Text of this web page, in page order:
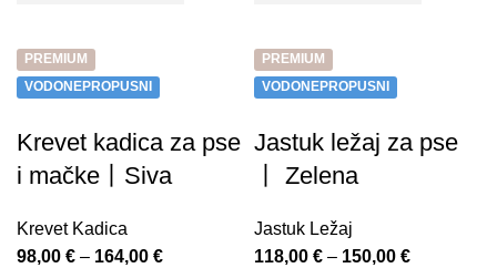
PREMIUM
VODONEPROPUSNI
Krevet kadica za pse
i mačke丨Siva
Krevet Kadica
98,00 € – 164,00 €
PREMIUM
VODONEPROPUSNI
Jastuk ležaj za pse
丨 Zelena
Jastuk Ležaj
118,00 € – 150,00 €